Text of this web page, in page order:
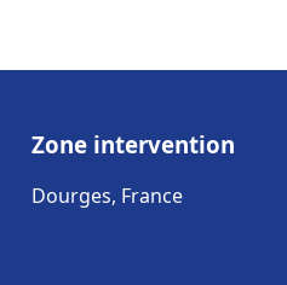
Zone intervention
Dourges, France